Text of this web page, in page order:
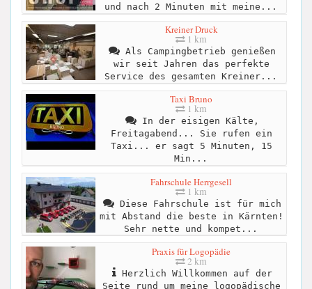
und nach 2 Minuten mit meine...
Kreiner Druck
1 km
Als Campingbetrieb genießen
wir seit Jahren das perfekte
Service des gesamten Kreiner...
Taxi Bruno
1 km
In der eisigen Kälte,
Freitagabend... Sie rufen ein
Taxi... er sagt 5 Minuten, 15
Min...
Fahrschule Herrgesell
1 km
Diese Fahrschule ist für mich
mit Abstand die beste in Kärnten!
Sehr nette und kompet...
Praxis für Logopädie
2 km
Herzlich Willkommen auf der
Seite rund um meine logopädische